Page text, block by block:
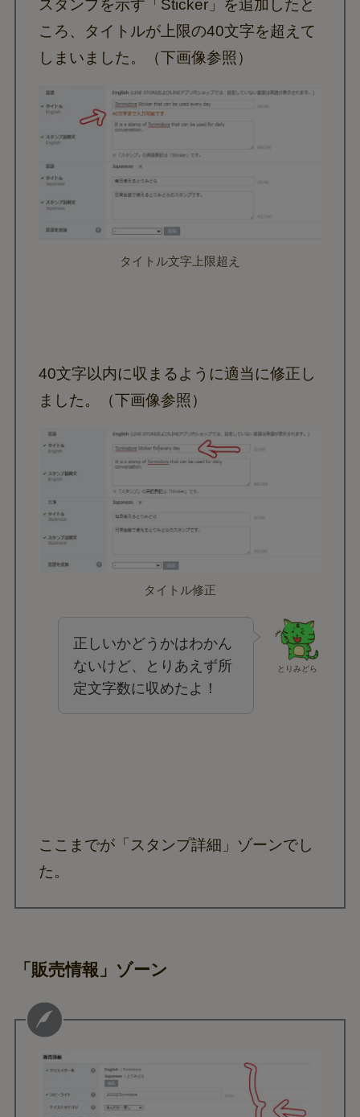
スタンプを示す「Sticker」を追加したと
ころ、タイトルが上限の40文字を超えて
しまいました。（下画像参照）
タイトル文字上限超え
40文字以内に収まるように適当に修正し
ました。（下画像参照）
タイトル修正
とりみどら
正しいかどうかはわかん
ないけど、とりあえず所
定文字数に収めたよ！
ここまでが「スタンプ詳細」ゾーンでし
た。
「販売情報」ゾーン